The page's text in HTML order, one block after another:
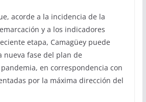
acorde a la incidencia de la
y a los indicadores
etapa, Camagüey puede
nueva fase del plan de
en correspondencia con
por la máxima dirección del